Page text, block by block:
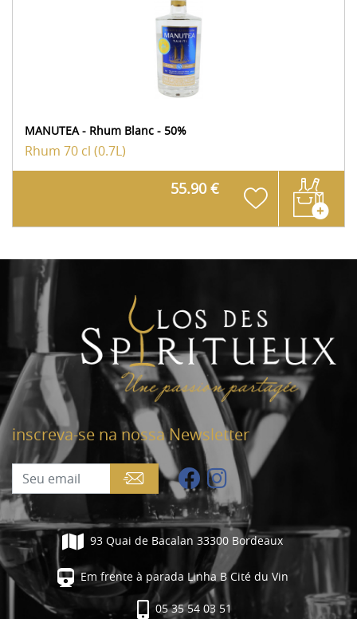
MANUTEA - Rhum Blanc - 50%
Rhum 70 cl (0.7L)
55.90 €
inscreva-se na nossa Newsletter
93 Quai de Bacalan 33300 Bordeaux
Em frente à parada Linha B Cité du Vin
05 35 54 03 51